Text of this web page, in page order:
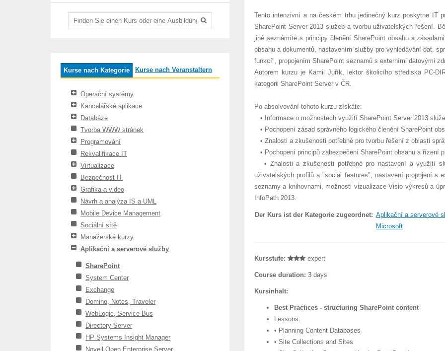
Kurse nach Kategorie Kurse nach Veranstaltern
Operační systémy
Kancelářské aplikace
Databáze
Tvorba WWW stránek
Programování
Rekvalifikace IT
Virtualizace
Bezpečnost IT
Grafika a video
Návrh a analýza IS a UML
Mobile Device Management
Sociální sítě
Manažerské kurzy
Aplikační a serverové služby
SharePoint
System Center
Exchange
Domino, Notes, Traveler
WebLogic, Service Bus
Directory Server
HP Systems Insight Manager
Novell Open Enterprise Server
Tento intenzivní a na českém trhu jedinečný kurz poskytne IT
SharePoint Server 2013 služeb a tvorbu uživatelských řešení.
jiné seznámíte s principy členění SharePoint obsahu a
obsahu a dokumentů, nastavením služby pro vyhledávání dat,
funkcí", propojením SharePoint seznamů s externími datovými
Autorem kurzu je Kamil Juřík, lektor školicího střediska PC-
kategorii SharePoint Server v ČR.
Po absolvování tohoto kurzu získáte:
• Informace o možnostech využití SharePoint Server 2013
• Pochopení zásad správného logického členění SharePoint
• Znalosti a zkušenosti potřebné pro tvorbu řešení z oblasti
• Pochopení principů zabezpečení SharePoint obsahu a řízení
• Znalosti a zkušenosti potřebné pro nastavení a využití
uživatelských profilů a "social features", nastavení propojení s
seznamy a knihovnami, možnosti vizualizace Visio výkresů a
InfoPath 2013.
Der Kurs ist der Kategorie zugeordnet: Aplikační a serverové
Microsoft
Kursstufe: expert
Course duration: 3 days
Kursinhalt:
Best Practices - structuring SharePoint content
Lessons:
• Planning Content Databases
• Site Collections and Sites